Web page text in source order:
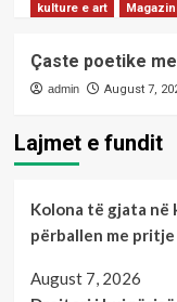
kulture e art
Çaste poetike
admin August 7,
Lajmet e fundit
Kolona të gjata në
përballen me
August 7, 2026